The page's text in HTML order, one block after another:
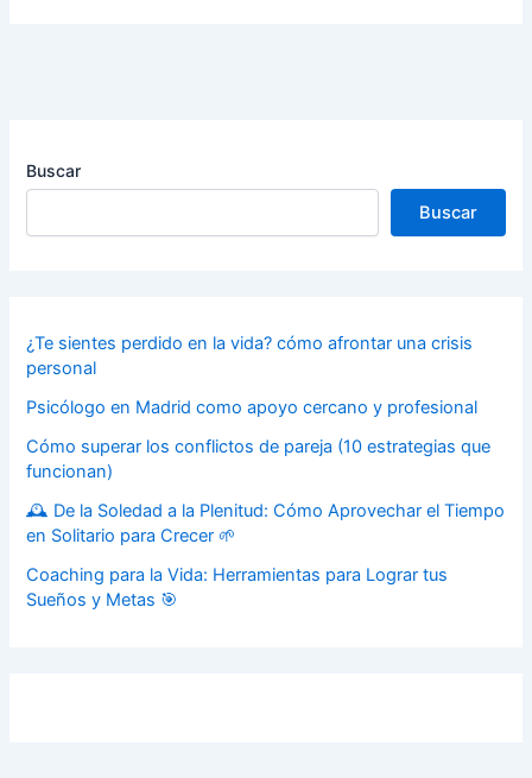
Buscar
Buscar
¿Te sientes perdido en la vida? cómo afrontar una crisis
personal
Psicólogo en Madrid como apoyo cercano y profesional
Cómo superar los conflictos de pareja (10 estrategias que
funcionan)
🕰️ De la Soledad a la Plenitud: Cómo Aprovechar el Tiempo
en Solitario para Crecer 🌱
Coaching para la Vida: Herramientas para Lograr tus
Sueños y Metas 🎯